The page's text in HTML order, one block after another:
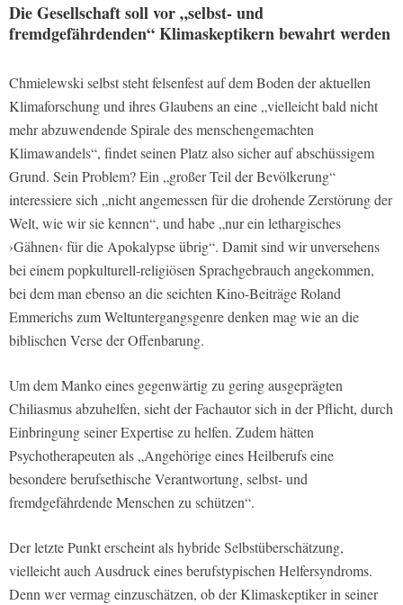
Die Gesellschaft soll vor „selbst- und
fremdgefährdenden“ Klimaskeptikern bewahrt werden
Chmielewski selbst steht felsenfest auf dem Boden der aktuellen
Klimaforschung und ihres Glaubens an eine „vielleicht bald nicht
mehr abzuwendende Spirale des menschengemachten
Klimawandels“, findet seinen Platz also sicher auf abschüssigem
Grund. Sein Problem? Ein „großer Teil der Bevölkerung“
interessiere sich „nicht angemessen für die drohende Zerstörung der
Welt, wie wir sie kennen“, und habe „nur ein lethargisches
›Gähnen‹ für die Apokalypse übrig“. Damit sind wir unversehens
bei einem popkulturell-religiösen Sprachgebrauch angekommen,
bei dem man ebenso an die seichten Kino-Beiträge Roland
Emmerichs zum Weltuntergangsgenre denken mag wie an die
biblischen Verse der Offenbarung.
Um dem Manko eines gegenwärtig zu gering ausgeprägten
Chiliasmus abzuhelfen, sieht der Fachautor sich in der Pflicht, durch
Einbringung seiner Expertise zu helfen. Zudem hätten
Psychotherapeuten als „Angehörige eines Heilberufs eine
besondere berufsethische Verantwortung, selbst- und
fremdgefährdende Menschen zu schützen“.
Der letzte Punkt erscheint als hybride Selbstüberschätzung,
vielleicht auch Ausdruck eines berufstypischen Helfersyndroms.
Denn wer vermag einzuschätzen, ob der Klimaskeptiker in seiner